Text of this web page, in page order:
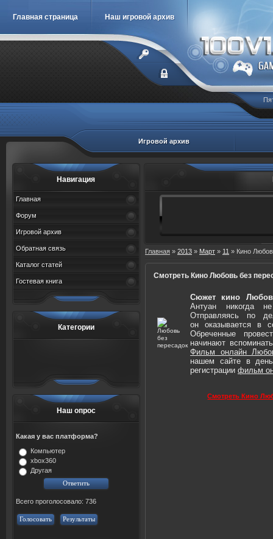
Главная страница Наш игровой архив
Игровой архив
Навигация
Главная
Форум
Игровой архив
Обратная связь
Каталог статей
Гостевая книга
Категории
Наш опрос
Какая у вас платформа?
Компьютер
xbox360
Другая
Всего проголосовало: 736
Голосовать Результаты
Главная » 2013 » Март » 11 » Кино
Смотреть Кино Любовь без
Сюжет кино
Антуан никогда
Отправляясь по
он оказывается в
Обреченные
начинают
Фильм онлайн
нашем сайте в
регистрации фильм
Смотреть Кино